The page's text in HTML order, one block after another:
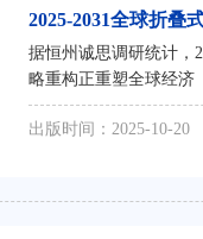
2025-2031全球折叠
据恒州诚思调研统计，
略重构正重塑全球经济
出版时间：2025-10-20